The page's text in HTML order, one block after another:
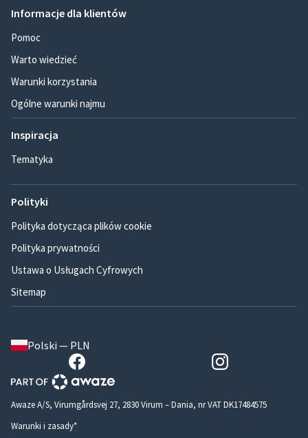
Informacje dla klientów
Pomoc
Warto wiedzieć
Warunki korzystania
Ogólne warunki najmu
Inspiracja
Tematyka
Polityki
Polityka dotycząca plików cookie
Polityka prywatności
Ustawa o Usługach Cyfrowych
Sitemap
Polski — PLN
Awaze A/S, Virumgårdsvej 27, 2830 Virum – Dania, nr VAT DK17484575
Warunki i zasady*